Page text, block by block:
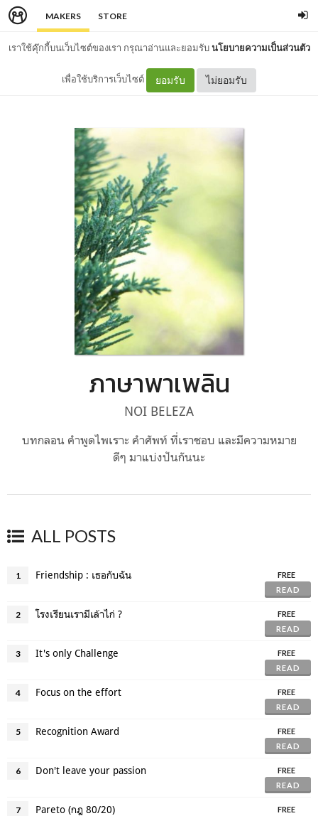
MAKERS STORE
เราใช้คุ๊กกี้บนเว็บไซต์ของเรา กรุณาอ่านและยอมรับนโยบายความเป็นส่วนตัว
เพื่อใช้บริการเว็บไซต์ ยอมรับ ไม่ยอมรับ
ภาษาพาเพลิน
NOI BELEZA
บทกลอน คำพูดไพเราะ คำศัพท์ ที่เราชอบ และมีความหมาย
ดีๆ มาแบ่งปันกันนะ
ALL POSTS
1 Friendship : เธอกับฉัน
FREE
READ
2 โรงเรียนเรามีเล้าไก่ ?
FREE
READ
3 It's only Challenge
FREE
READ
4 Focus on the effort
FREE
READ
5 Recognition Award
FREE
READ
6 Don't leave your passion
FREE
READ
7 Pareto (กฎ 80/20)
FREE